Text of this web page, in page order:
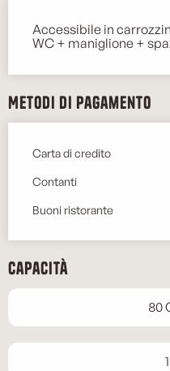
Accessibile in
WC + maniglione +
Metodi di pagamento
Carta di credito
Contanti
Buoni ristorante
Capacità
80